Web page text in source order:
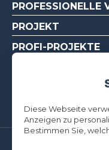
PROFESSIONELLE
PROJEKT
PROFI-PROJEKTE
Diese Webseite
Anzeigen zu
Bestimmen Sie,